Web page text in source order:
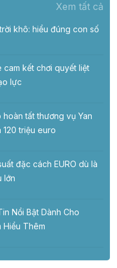
Xem tất cả
khô: hiểu đúng con số
cam kết chơi quyết liệt
lực
hoàn tất thương vụ Yan
120 triệu euro
đặc cách EURO dù là
lớn
Nổi Bật Dành Cho
Hiểu Thêm